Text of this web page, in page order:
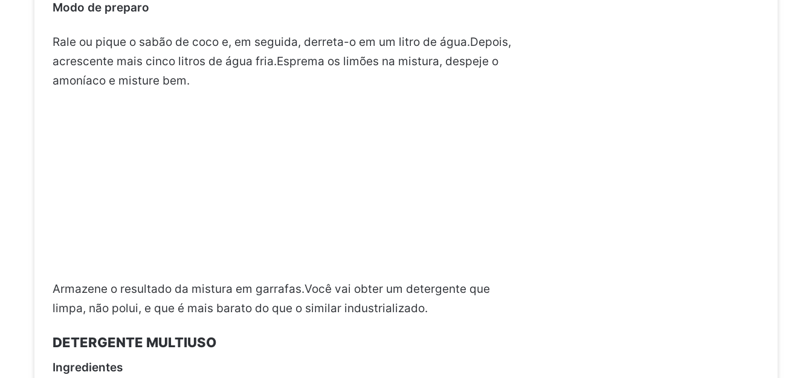
Modo de preparo
Rale ou pique o sabão de coco e, em seguida, derreta-o em um litro de água.Depois,
acrescente mais cinco litros de água fria.Esprema os limões na mistura, despeje o
amoníaco e misture bem.
Armazene o resultado da mistura em garrafas.Você vai obter um detergente que
limpa, não polui, e que é mais barato do que o similar industrializado.
DETERGENTE MULTIUSO
Ingredientes